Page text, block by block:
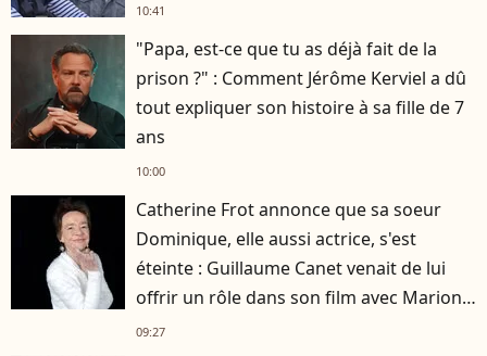
10:41
"Papa, est-ce que tu as déjà fait de la
prison ?" : Comment Jérôme Kerviel a dû
tout expliquer son histoire à sa fille de 7
ans
10:00
Catherine Frot annonce que sa soeur
Dominique, elle aussi actrice, s'est
éteinte : Guillaume Canet venait de lui
offrir un rôle dans son film avec Marion
Cotillard
09:27